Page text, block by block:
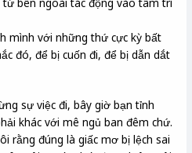
mình với những thứ cực kỳ bất
đó, để bị cuốn đi, để bị dẫn dắt
sự việc đi, bây giờ bạn tỉnh
khác với mê ngủ ban đêm chứ.
rằng đúng là giấc mơ bị lệch sai